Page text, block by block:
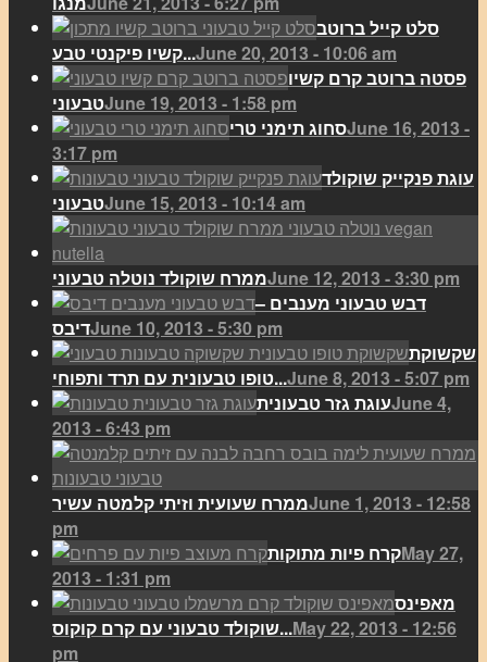
סלט קייל ברוטב
קשיו פיקנטי טבע...June 20, 2013 - 10:06 am
פסטה ברוטב קרם קשיו
טבעוניJune 19, 2013 - 1:58 pm
סחוג תימני טריJune 16, 2013 -
3:17 pm
עוגת פנקייק שוקולד
טבעוניJune 15, 2013 - 10:14 am
ממרח שוקולד נוטלה טבעוניJune 12, 2013 - 3:30 pm
דבש טבעוני מענבים –
דיבסJune 10, 2013 - 5:30 pm
שקשוקת
טופו טבעונית עם תרד ותפוחי...June 8, 2013 - 5:07 pm
עוגת גזר טבעוניתJune 4,
2013 - 6:43 pm
ממרח שעועית וזיתי קלמטה עשירJune 1, 2013 - 12:58
pm
קרח פיות מתוקותMay 27,
2013 - 1:31 pm
מאפינס
שוקולד טבעוני עם קרם קוקוס...May 22, 2013 - 12:56
pm